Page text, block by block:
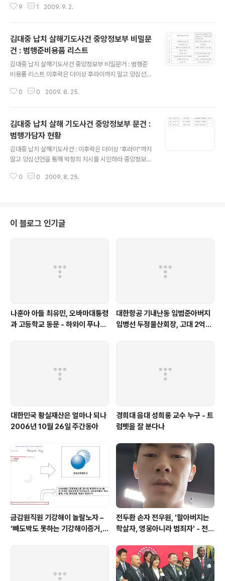
거를 계기로 다시 한번 당시 사건을 찾아보고 국정원 과거
도중 우연챦게 접한 일본영화 KT는 한마디로 충격 그 자체
였다 무엇보다도 영화 KT는 이 사건에 일본 자위대가 우리
가 알고 있는 이상으로 아주 깊숙히 관련돼 있음을 실감나
게 보여주고 있다 이 영화의 가장 중요한 메세지는 세가지
었다 세째 일본이 적극적으로 가담했다 이런 메세지에다
9 1 2009. 9. 2.
김대중 납치 살해기도사건 중앙정보부 비밀문
건 : 범행준비용품 리스트
김대중 납치 살해기도사건 중앙정보부 비밀문거 : 범행준
비용품 리스트 이후락은 더이상 후라이까지 말고 양심선언
한 범행준비용품 리스트를 보면 유사시 살해를 준비했음을
0 0 2009. 8. 25.
김대중 납치 살해 기도사건 중앙정보부 문건 :
범행가담자 현황
김대중 납치 살해기도사건 : 이후락은 더이상 '후라이"까지
말고 양심선언을 통해 박정희 지시를 시인하라 중앙정보부
고 역사앞에 참회하라
0 0 2009. 8. 25.
이 블로그 인기글
나훈아 아들 최유민, 오바마대통령
과 고등학교 동문 - 하와이 푸나호
대한항공 기내난동 임범준아버지
임병선 두정물산회장, 고대 2억기
대한민국 황실재산은 얼마나 되나
2006년 10월 26일 주간동아
경희대 음대 성희롱 교수 누구 - 트
럼펫을 잘 분다나
금감원직원 기강해이 놀랄노자 –
‘빼도박도 못하는 기강해이증거,
전두환 손자 전우원, '할아버지는
학살자, 영웅아니라 범죄자' - 전재